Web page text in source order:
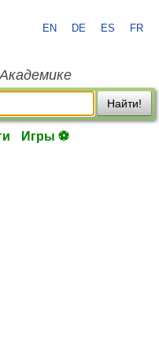
EN DE ES FR
Найти!
Игры ⚽